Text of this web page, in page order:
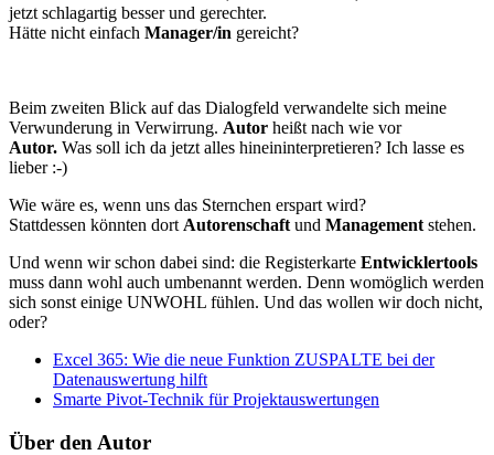
jetzt schlagartig besser und gerechter.
Hätte nicht einfach Manager/in gereicht?
Beim zweiten Blick auf das Dialogfeld verwandelte sich meine
Verwunderung in Verwirrung. Autor heißt nach wie vor
Autor. Was soll ich da jetzt alles hineininterpretieren? Ich lasse es
lieber :-)
Wie wäre es, wenn uns das Sternchen erspart wird?
Stattdessen könnten dort Autorenschaft und Management stehen.
Und wenn wir schon dabei sind: die Registerkarte Entwicklertools
muss dann wohl auch umbenannt werden. Denn womöglich werden
sich sonst einige UNWOHL fühlen. Und das wollen wir doch nicht,
oder?
Excel 365: Wie die neue Funktion ZUSPALTE bei der
Datenauswertung hilft
Smarte Pivot-Technik für Projektauswertungen
Über den Autor